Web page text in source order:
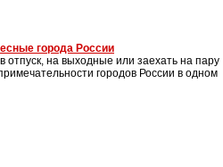
города России
отпуск, на выходные или заехать на пару
городов России в одном